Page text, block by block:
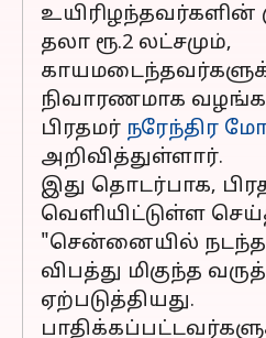
உயிரிழந்தவர்களின்
தலா ரூ.2 லட்சமும்,
நிவாரணமாக
பிரதமர் நரேந்திர
அறிவித்துள்ளார்.
இது தொடர்பாக,
வெளியிட்டுள்ள
"சென்னையில் நடந்த
விபத்து மிகுந்த
ஏற்படுத்தியது.